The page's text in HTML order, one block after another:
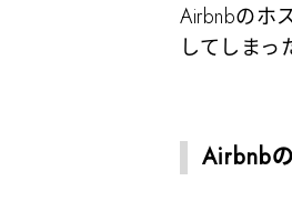
Airbnbのホ
してしまっ
Airbnb